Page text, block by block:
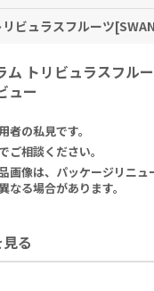
ておりませんが、異常を
ビュラスフルーツ
(Fruit) 500mg.
ム トリビュラスフル
ュー
者の私見です。
ご相談ください。
画像は、パッケージリニュ
なる場合があります。
る